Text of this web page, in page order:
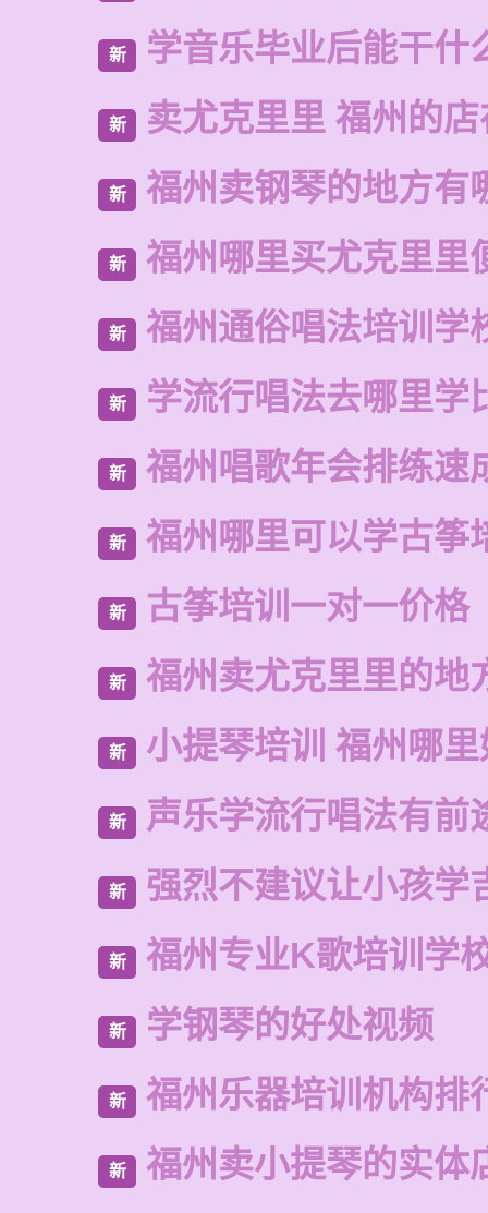
新 学音乐毕业后能干什
新 卖尤克里里 福州的
新 福州卖钢琴的地方有
新 福州哪里买尤克里里
新 福州通俗唱法培训学
新 学流行唱法去哪里学
新 福州唱歌年会排练速
新 福州哪里可以学古筝
新 古筝培训一对一价格
新 福州卖尤克里里的地
新 小提琴培训 福州哪
新 声乐学流行唱法有前
新 强烈不建议让小孩学
新 福州专业K歌培训学
新 学钢琴的好处视频
新 福州乐器培训机构排
新 福州卖小提琴的实体